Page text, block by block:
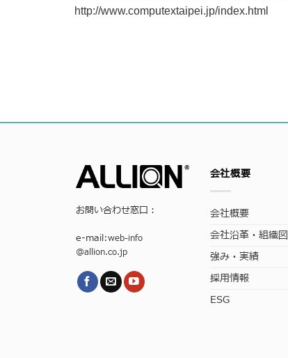
http://www.computextaipei.jp/index.html
お問い合わせ窓口：
e-mail:web-info
@allion.co.jp
会社概要
会社概要
会社沿革・組織図
強み・実績
採用情報
ESG